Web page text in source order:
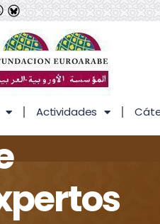
Actividades